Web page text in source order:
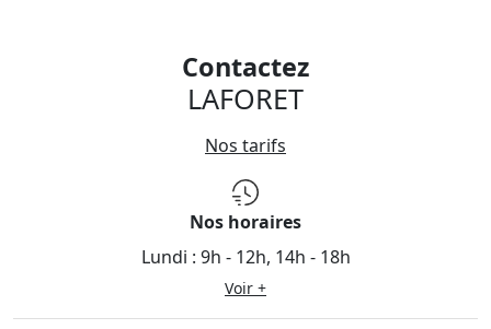
Contactez
LAFORET
Nos tarifs
Nos horaires
Lundi : 9h - 12h, 14h - 18h
Voir +